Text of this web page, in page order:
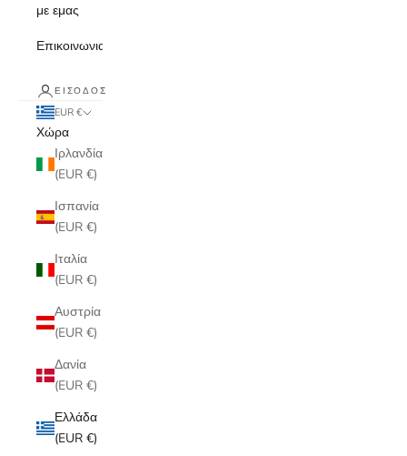
με εμας
Επικοινωνια
ΕΊΣΟΔΟΣ
EUR €
Χώρα
Ιρλανδία
(EUR €)
Ισπανία
(EUR €)
Ιταλία
(EUR €)
Αυστρία
(EUR €)
Δανία
(EUR €)
Ελλάδα
(EUR €)